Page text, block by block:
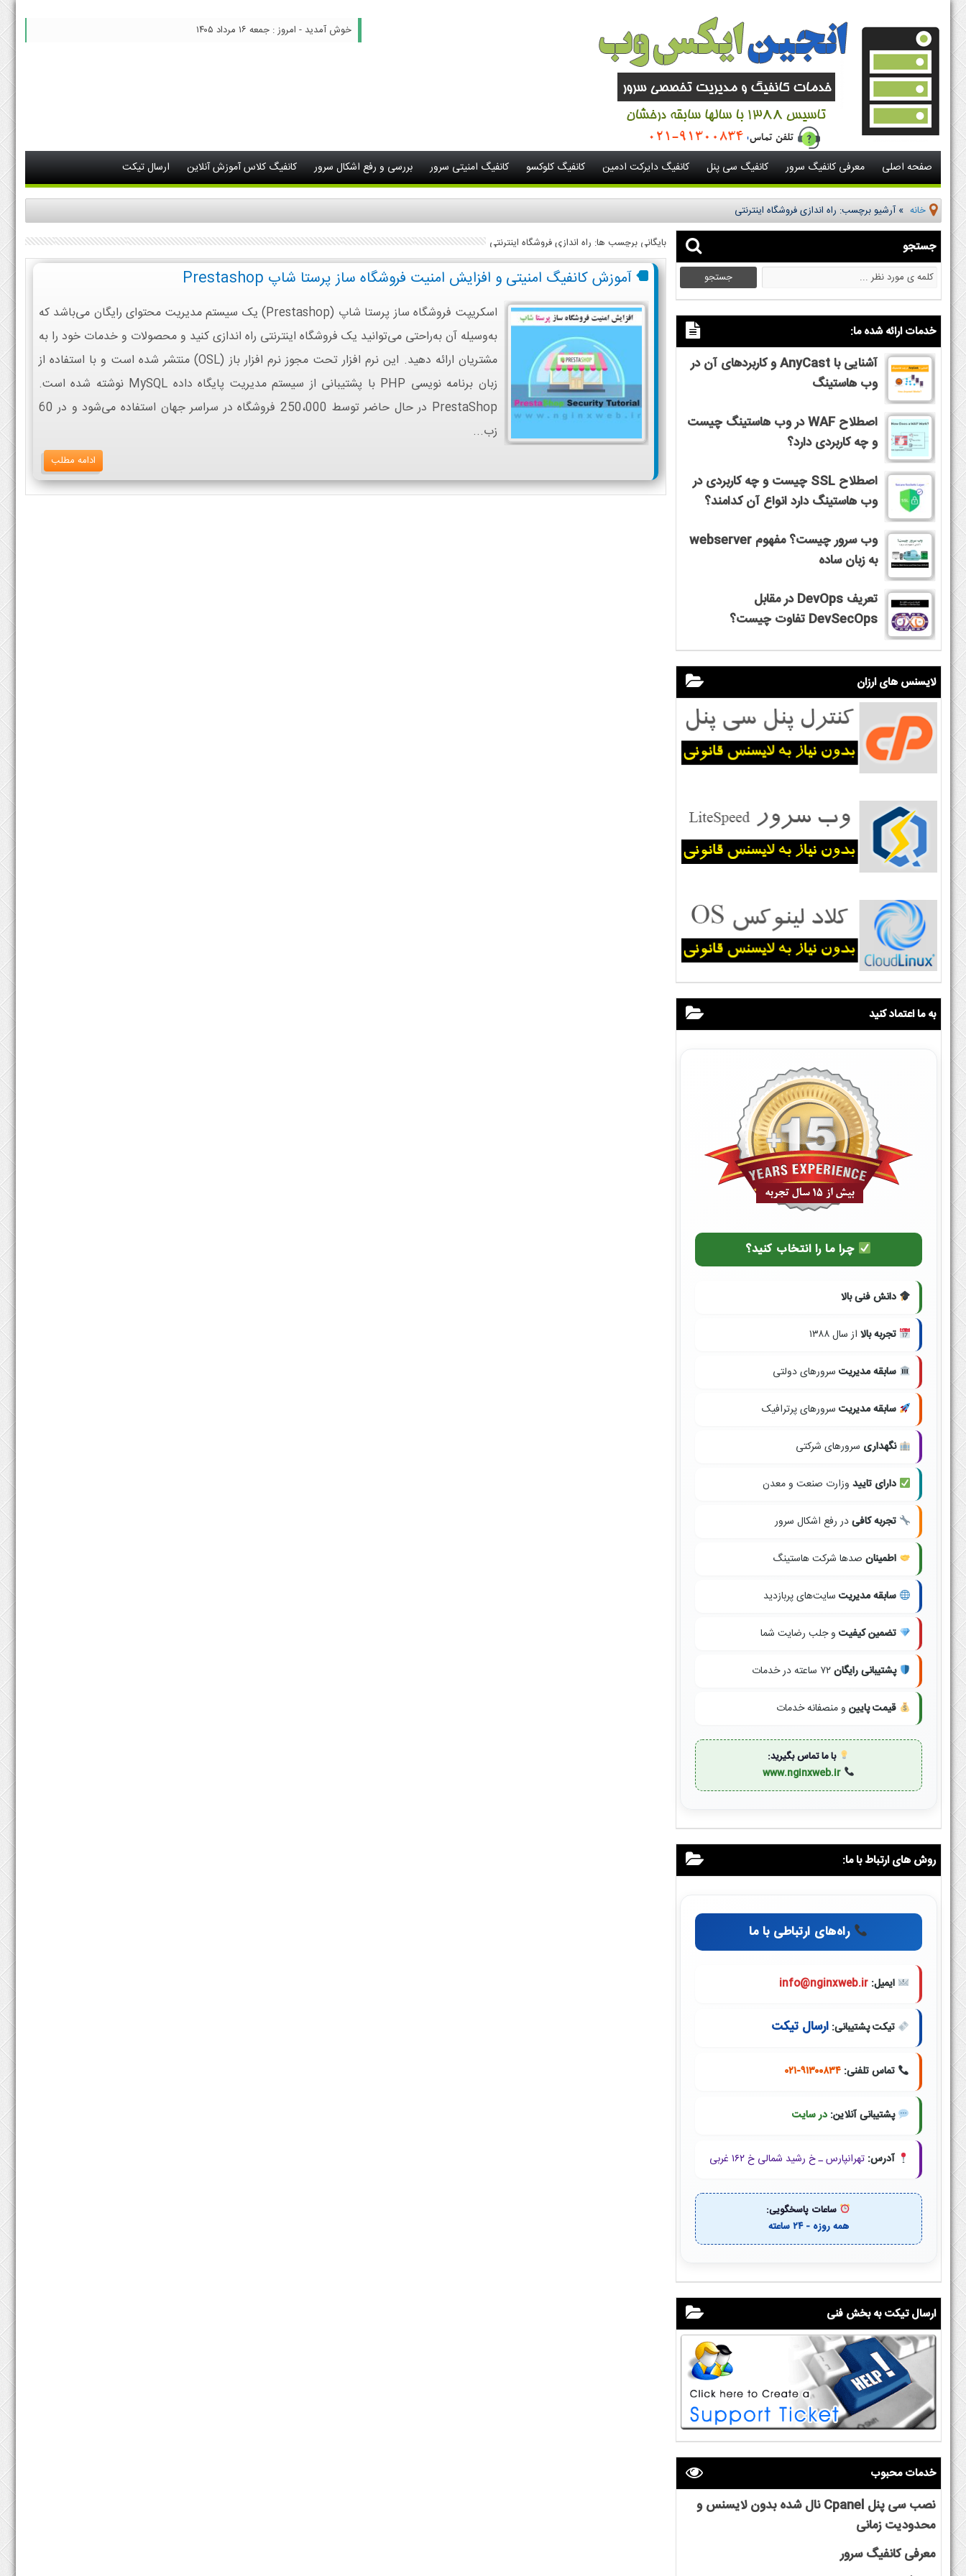
خوش آمدید - امروز : جمعه ۱۶ مرداد ۱۴۰۵
صفحه اصلی معرفی کانفیگ سرور کانفیگ سی پنل کانفیگ دایرکت ادمین کانفیگ کلوکسو کانفیگ امنیتی سرور بررسی و رفع اشکال سرور کانفیگ کلاس آموزش آنلاین ارسال تیکت
خانه »آرشیو برچسب: راه اندازی فروشگاه اینترنتی
بایگانی برچسب ها: راه اندازی فروشگاه اینترنتی
آموزش کانفیگ امنیتی و افزایش امنیت فروشگاه ساز پرستا شاپ Prestashop
اسکریپت فروشگاه ساز پرستا شاپ (Prestashop) یک سیستم مدیریت محتوای رایگان می‌باشد که
به‌وسیله آن به‌راحتی می‌توانید یک فروشگاه اینترنتی راه اندازی کنید و محصولات و خدمات خود را به
مشتریان ارائه دهید. این نرم افزار تحت مجوز نرم افزار باز (OSL) منتشر شده است و با استفاده از
زبان برنامه نویسی PHP با پشتیبانی از سیستم مدیریت پایگاه داده MySQL نوشته شده است.
PrestaShop در حال حاضر توسط 250،000 فروشگاه در سراسر جهان استفاده می‌شود و در 60
زب...
ادامه مطلب
جستجو
خدمات ارائه شده ما:
آشنایی با AnyCast و کاربردهای آن در
وب هاستینگ
اصطلاح WAF در وب هاستینگ چیست
و چه کاربردی دارد؟
اصطلاح SSL چیست و چه کاربردی در
وب هاستینگ دارد انواع آن کدامند؟
وب سرور چیست؟ مفهوم webserver
به زبان ساده
تعریف DevOps در مقابل
DevSecOps تفاوت چیست؟
لایسنس های ارزان
به ما اعتماد کنید
چرا ما را انتخاب کنید؟
دانش فنی بالا
تجربه بالا از سال ۱۳۸۸
سابقه مدیریت سرورهای دولتی
سابقه مدیریت سرورهای پرترافیک
نگهداری سرورهای شرکتی
دارای تایید وزارت صنعت و معدن
تجربه کافیدر رفع اشکال سرور
اطمینان صدها شرکت هاستینگ
سابقه مدیریت سایت‌های پربازدید
تضمین کیفیت و جلب رضایت شما
پشتیبانی رایگان۷۲ ساعته در خدمات
قیمت پایین و منصفانه خدمات
با ما تماس بگیرید:
www.nginxweb.ir
روش های ارتباط با ما:
راه‌های ارتباطی با ما
ایمیل: info@nginxweb.ir
تیکت پشتیبانی: ارسال تیکت
تماس تلفنی: ۰۲۱-۹۱۳۰۰۸۳۴
پشتیبانی آنلاین: در سایت
آدرس: تهرانپارس ـ خ رشید شمالی خ ۱۶۲ غربی
ساعات پاسخگویی:
همه روزه - ۲۴ ساعته
ارسال تیکت به بخش فنی
خدمات محبوب
نصب سی پنل Cpanel نال شده بدون لایسنس و
محدودیت زمانی
معرفی کانفیگ سرور